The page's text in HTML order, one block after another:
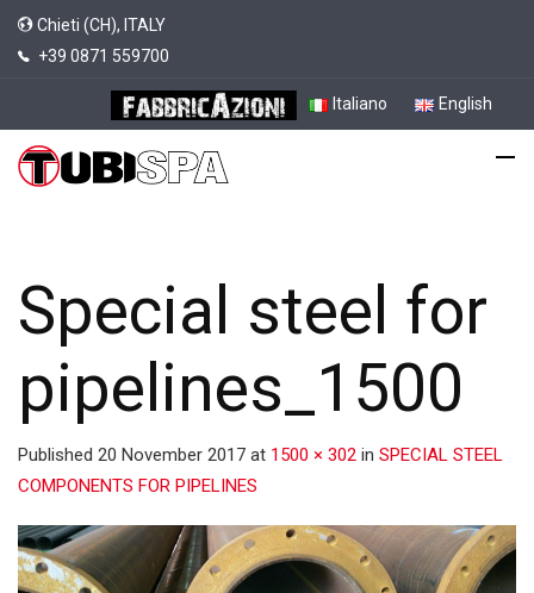
Chieti (CH), ITALY
+39 0871 559700
Italiano English
Special steel for
pipelines_1500
Published 20 November 2017 at 1500 × 302 in SPECIAL STEEL
COMPONENTS FOR PIPELINES